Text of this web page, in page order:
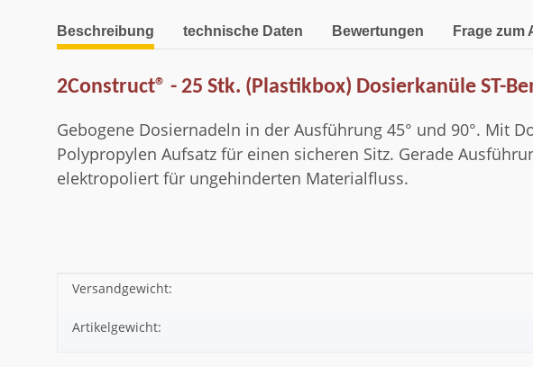
weitere Registerkarten anzeigen
Beschreibung technische Daten Bewertungen Frage zum
2Construct® - 25 Stk. (Plastikbox) Dosierkanüle ST-
Gebogene Dosiernadeln in der Ausführung 45° und 90°. Mit
Polypropylen Aufsatz für einen sicheren Sitz. Gerade
elektropoliert für ungehinderten Materialfluss.
Produkteigenschaft
Wert
Versandgewicht:
Artikelgewicht: